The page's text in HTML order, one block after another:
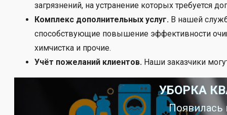
загрязнений, на устранение которых требуется
Комплекс дополнительных услуг. В нашей
способствующие повышение эффективности
химчистка и прочие.
Учёт пожеланий клиентов. Наши заказчики
УБОРКА
Появилась